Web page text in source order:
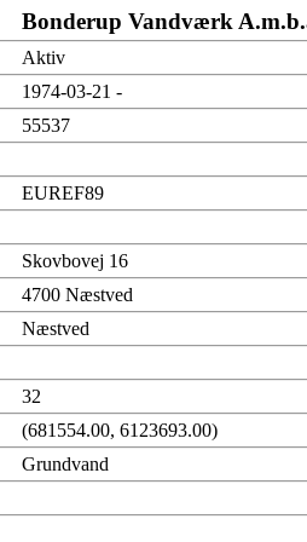
Bonderup Vandværk
Aktiv
1974-03-21 -
55537
EUREF89
Skovbovej 16
4700 Næstved
Næstved
32
(681554.00, 6123693.00)
Grundvand